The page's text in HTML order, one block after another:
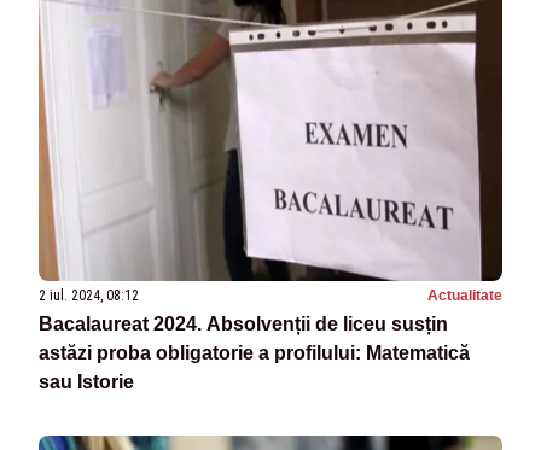
2 iul. 2024, 08:12 Actualitate
Bacalaureat 2024. Absolvenții de liceu susțin
astăzi proba obligatorie a profilului: Matematică
sau Istorie